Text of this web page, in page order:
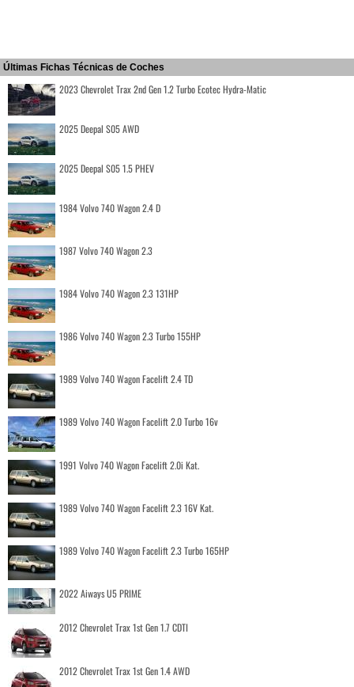
Últimas Fichas Técnicas de Coches
2023 Chevrolet Trax 2nd Gen 1.2 Turbo Ecotec Hydra-Matic
2025 Deepal S05 AWD
2025 Deepal S05 1.5 PHEV
1984 Volvo 740 Wagon 2.4 D
1987 Volvo 740 Wagon 2.3
1984 Volvo 740 Wagon 2.3 131HP
1986 Volvo 740 Wagon 2.3 Turbo 155HP
1989 Volvo 740 Wagon Facelift 2.4 TD
1989 Volvo 740 Wagon Facelift 2.0 Turbo 16v
1991 Volvo 740 Wagon Facelift 2.0i Kat.
1989 Volvo 740 Wagon Facelift 2.3 16V Kat.
1989 Volvo 740 Wagon Facelift 2.3 Turbo 165HP
2022 Aiways U5 PRIME
2012 Chevrolet Trax 1st Gen 1.7 CDTI
2012 Chevrolet Trax 1st Gen 1.4 AWD